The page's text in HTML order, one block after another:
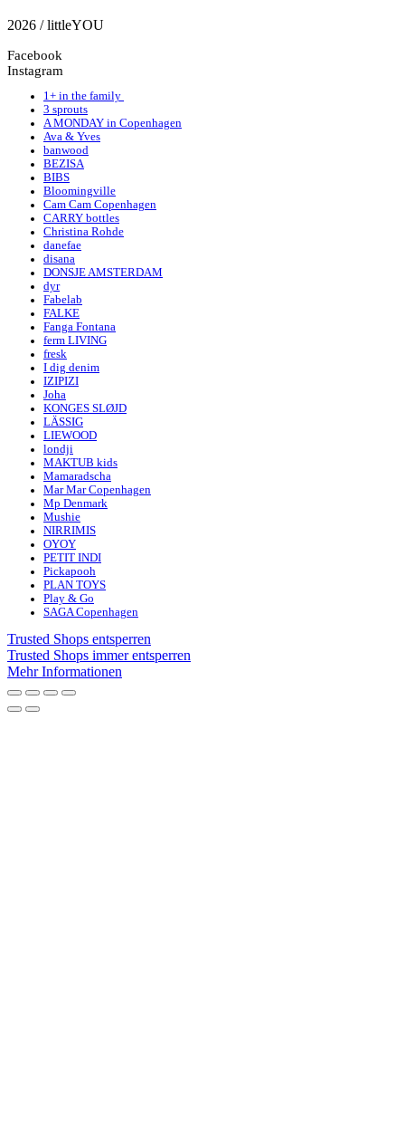
2026 / littleYOU
Facebook
Instagram
1+ in the family
3 sprouts
A MONDAY in Copenhagen
Ava & Yves
banwood
BEZISA
BIBS
Bloomingville
Cam Cam Copenhagen
CARRY bottles
Christina Rohde
danefae
disana
DONSJE AMSTERDAM
dyr
Fabelab
FALKE
Fanga Fontana
ferm LIVING
fresk
I dig denim
IZIPIZI
Joha
KONGES SLØJD
LÄSSIG
LIEWOOD
londji
MAKTUB kids
Mamaradscha
Mar Mar Copenhagen
Mp Denmark
Mushie
NIRRIMIS
OYOY
PETIT INDI
Pickapooh
PLAN TOYS
Play & Go
SAGA Copenhagen
Trusted Shops entsperren
Trusted Shops immer entsperren
Mehr Informationen